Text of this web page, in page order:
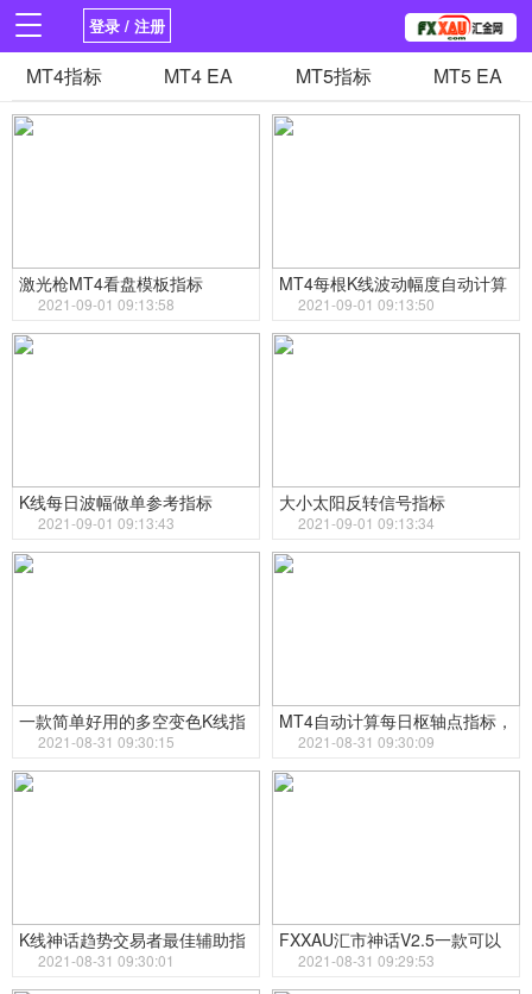
登录 / 注册
首页 新闻 货币
学院
平台
指标EA 书籍 视频
MT4指标 MT4 EA MT5指标 MT5 EA
激光枪MT4看盘模板指标
2021-09-01 09:13:58
MT4每根K线波动幅度自动计算
指标
2021-09-01 09:13:50
K线每日波幅做单参考指标
2021-09-01 09:13:43
大小太阳反转信号指标
2021-09-01 09:13:34
一款简单好用的多空变色K线指
2021-08-31 09:30:15
MT4自动计算每日枢轴点指标，
利用枢轴线进行
2021-08-31 09:30:09
K线神话趋势交易者最佳辅助指
2021-08-31 09:30:01
FXXAU汇市神话V2.5一款可以
盈利的趋势指标
2021-08-31 09:29:53